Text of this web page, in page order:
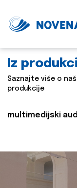
Iz
Saznajte više o
produkcije
multimedijski